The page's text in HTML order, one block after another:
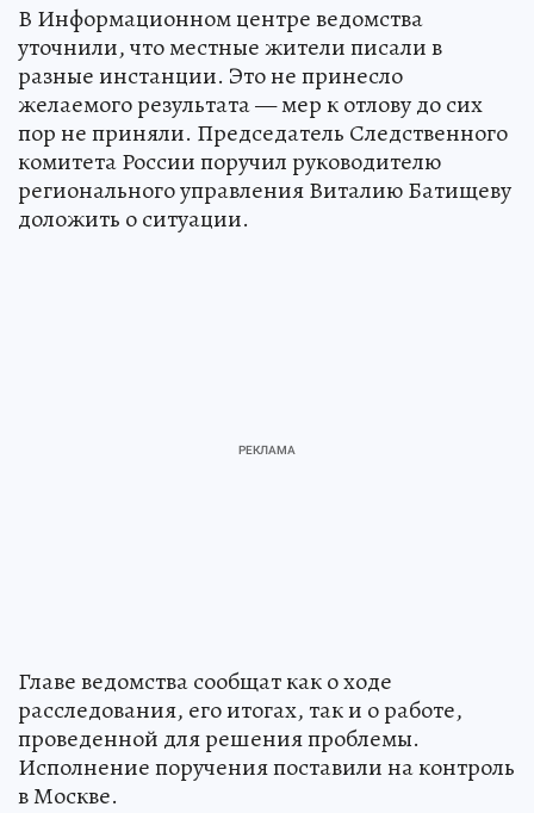
В Информационном центре ведомства
уточнили, что местные жители писали в
разные инстанции. Это не принесло
желаемого результата — мер к отлову до сих
пор не приняли. Председатель Следственного
комитета России поручил руководителю
регионального управления Виталию Батищеву
доложить о ситуации.
Главе ведомства сообщат как о ходе
расследования, его итогах, так и о работе,
проведенной для решения проблемы.
Исполнение поручения поставили на контроль
в Москве.